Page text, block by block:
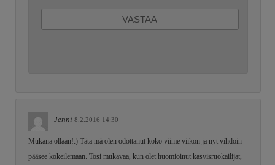
VASTAA
Jenni 8.2.2016 14:30
Mukana ollaan!:) Tätä mä olen odottanut koko viime viikon ja nyt vihdoin
pääsee kokeilemaan. Tosi mukavaa, kun olet huomioinut kasvisruokailijat,